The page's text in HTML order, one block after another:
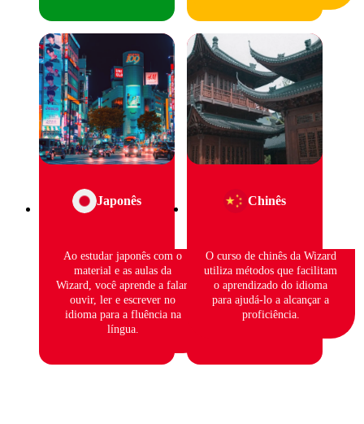
Japonês
Ao estudar japonês com o
material e as aulas da
Wizard, você aprende a falar,
ouvir, ler e escrever no
idioma para a fluência na
língua.
Chinês
O curso de chinês da Wizard
utiliza métodos que facilitam
o aprendizado do idioma
para ajudá-lo a alcançar a
proficiência.